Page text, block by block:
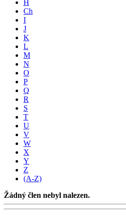
H
Ch
I
J
K
L
M
N
O
P
Q
R
S
T
U
V
W
X
Y
Z
(A-Z)
Žádný člen nebyl nalezen.